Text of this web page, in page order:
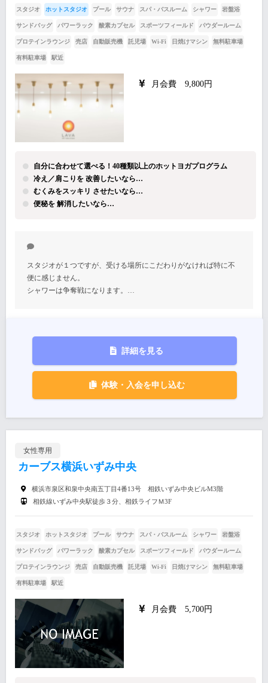
スタジオ ホットスタジオ プール サウナ スパ・バスルーム シャワー 岩盤浴
サンドバッグ パワーラック 酸素カプセル スポーツフィールド パウダールーム
プロテインラウンジ 売店 自動販売機 託児場 Wi-Fi 日焼けマシン 無料駐車場
有料駐車場 駅近
月会費 9,800円
自分に合わせて選べる！40種類以上のホットヨガプログラム
冷え／肩こりを 改善したいなら…
むくみをスッキリ させたいなら…
便秘を 解消したいなら…
スタジオが１つですが、受ける場所にこだわりがなければ特に不
便に感じません。
シャワーは争奪戦になります。…
詳細を見る
体験・入会を申し込む
女性専用
カーブス横浜いずみ中央
横浜市泉区和泉中央南五丁目4番13号 相鉄いずみ中央ビルM3階
相鉄線いずみ中央駅徒歩３分、相鉄ライフＭ3F
スタジオ ホットスタジオ プール サウナ スパ・バスルーム シャワー 岩盤浴
サンドバッグ パワーラック 酸素カプセル スポーツフィールド パウダールーム
プロテインラウンジ 売店 自動販売機 託児場 Wi-Fi 日焼けマシン 無料駐車場
有料駐車場 駅近
月会費 5,700円